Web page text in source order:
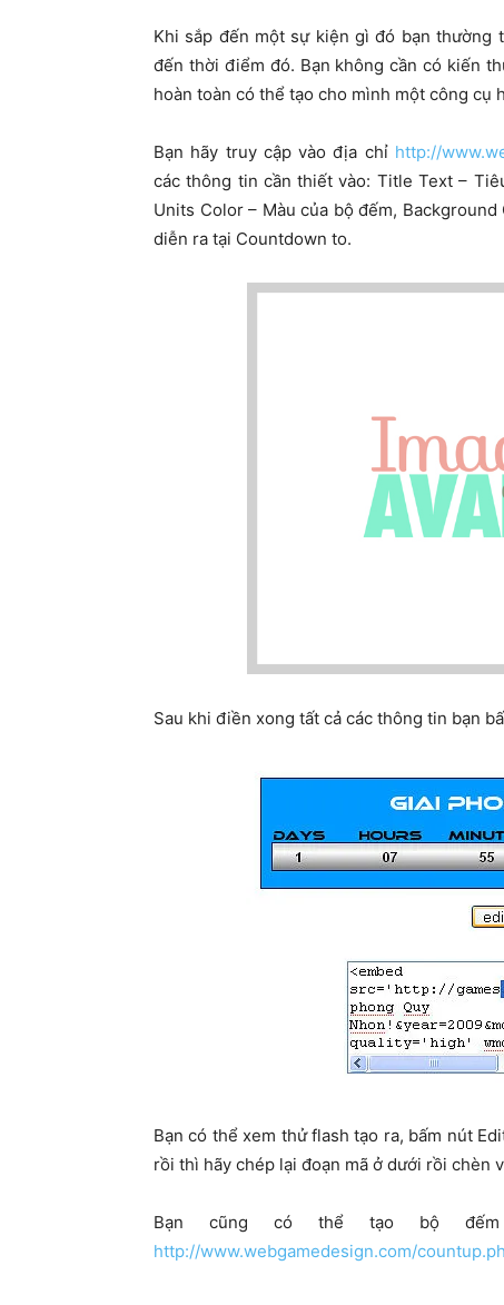
Khi sắp đến một sự kiện gì đó bạn
đến thời điểm đó. Bạn không cần có kiến
hoàn toàn có thể tạo cho mình một công cụ
Bạn hãy truy cập vào địa chỉ http://
các thông tin cần thiết vào: Title Text –
Units Color – Màu của bộ đếm,
diễn ra tại Countdown to.
Sau khi điền xong tất cả các thông tin bạn
Bạn có thể xem thử flash tạo ra, bấm nút
rồi thì hãy chép lại đoạn mã ở dưới rồi chèn
Bạn cũng có thể tạo bộ
http://www.webgamedesign.com/